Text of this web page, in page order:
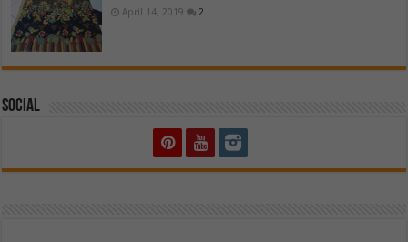
April 14, 2019 2
Social